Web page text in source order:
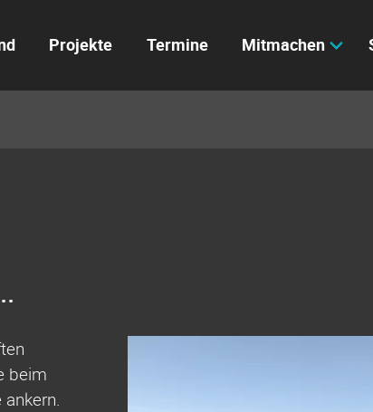
Projekte Termine Mitmachen
beim